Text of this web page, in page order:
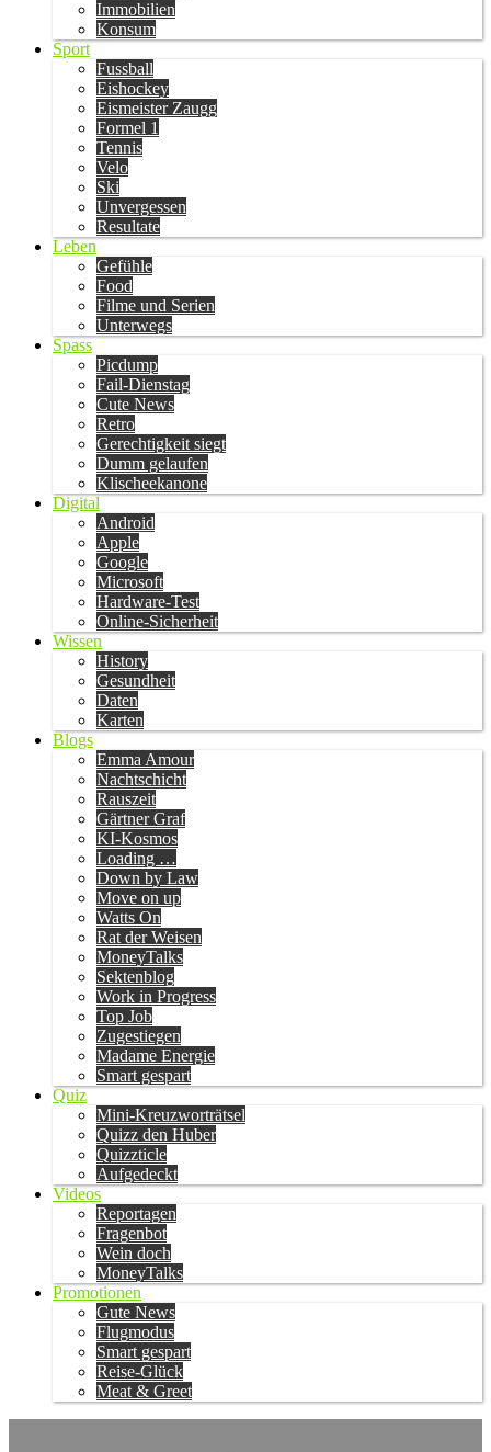
Immobilien
Konsum
Sport
Fussball
Eishockey
Eismeister Zaugg
Formel 1
Tennis
Velo
Ski
Unvergessen
Resultate
Leben
Gefühle
Food
Filme und Serien
Unterwegs
Spass
Picdump
Fail-Dienstag
Cute News
Retro
Gerechtigkeit siegt
Dumm gelaufen
Klischeekanone
Digital
Android
Apple
Google
Microsoft
Hardware-Test
Online-Sicherheit
Wissen
History
Gesundheit
Daten
Karten
Blogs
Emma Amour
Nachtschicht
Rauszeit
Gärtner Graf
KI-Kosmos
Loading …
Down by Law
Move on up
Watts On
Rat der Weisen
MoneyTalks
Sektenblog
Work in Progress
Top Job
Zugestiegen
Madame Energie
Smart gespart
Quiz
Mini-Kreuzworträtsel
Quizz den Huber
Quizzticle
Aufgedeckt
Videos
Reportagen
Fragenbot
Wein doch
MoneyTalks
Promotionen
Gute News
Flugmodus
Smart gespart
Reise-Glück
Meat & Greet